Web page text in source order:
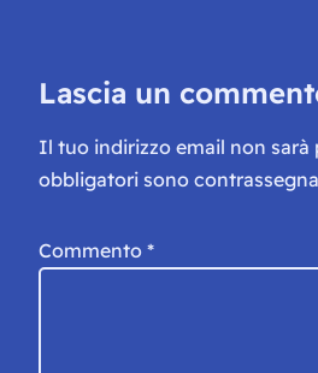
Lascia un
Il tuo indirizzo email non sarà
obbligatori sono
Commento *